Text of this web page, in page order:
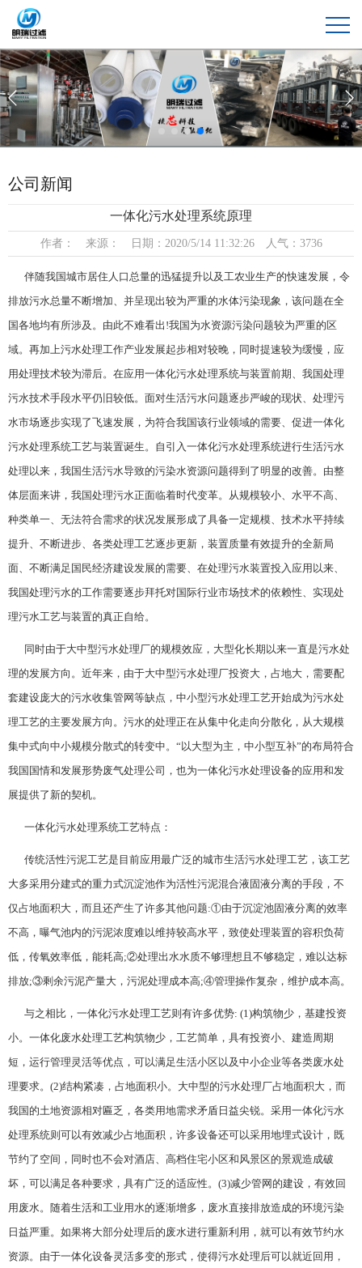
公司新闻
一体化污水处理系统原理
作者： 来源： 日期：2020/5/14 11:32:26 人气：3736
伴随我国城市居住人口总量的迅猛提升以及工农业生产的快速发展，令
排放污水总量不断增加、并呈现出较为严重的水体污染现象，该问题在全
国各地均有所涉及。由此不难看出!我国为水资源污染问题较为严重的区
域。再加上污水处理工作产业发展起步相对较晚，同时提速较为缓慢，应
用处理技术较为滞后。在应用一体化污水处理系统与装置前期、我国处理
污水技术手段水平仍旧较低。面对生活污水问题逐步严峻的现状、处理污
水市场逐步实现了飞速发展，为符合我国该行业领域的需要、促进一体化
污水处理系统工艺与装置诞生。自引入一体化污水处理系统进行生活污水
处理以来，我国生活污水导致的污染水资源问题得到了明显的改善。由整
体层面来讲，我国处理污水正面临着时代变革。从规模较小、水平不高、
种类单一、无法符合需求的状况发展形成了具备一定规模、技术水平持续
提升、不断进步、各类处理工艺逐步更新，装置质量有效提升的全新局
面、不断满足国民经济建设发展的需要、在处理污水装置投入应用以来、
我国处理污水的工作需要逐步拜托对国际行业市场技术的依赖性、实现处
理污水工艺与装置的真正自给。
同时由于大中型污水处理厂的规模效应，大型化长期以来一直是污水处
理的发展方向。近年来，由于大中型污水处理厂投资大，占地大，需要配
套建设庞大的污水收集管网等缺点，中小型污水处理工艺开始成为污水处
理工艺的主要发展方向。污水的处理正在从集中化走向分散化，从大规模
集中式向中小规模分散式的转变中。“以大型为主，中小型互补”的布局符合
我国国情和发展形势废气处理公司，也为一体化污水处理设备的应用和发
展提供了新的契机。
一体化污水处理系统工艺特点：
传统活性污泥工艺是目前应用最广泛的城市生活污水处理工艺，该工艺
大多采用分建式的重力式沉淀池作为活性污泥混合液固液分离的手段，不
仅占地面积大，而且还产生了许多其他问题:①由于沉淀池固液分离的效率
不高，曝气池内的污泥浓度难以维持较高水平，致使处理装置的容积负荷
低，传氧效率低，能耗高;②处理出水水质不够理想且不够稳定，难以达标
排放;③剩余污泥产量大，污泥处理成本高;④管理操作复杂，维护成本高。
与之相比，一体化污水处理工艺则有许多优势: (1)构筑物少，基建投资
小。一体化废水处理工艺构筑物少，工艺简单，具有投资小、建造周期
短，运行管理灵活等优点，可以满足生活小区以及中小企业等各类废水处
理要求。(2)结构紧凑，占地面积小。大中型的污水处理厂占地面积大，而
我国的土地资源相对匾乏，各类用地需求矛盾日益尖锐。采用一体化污水
处理系统则可以有效减少占地面积，许多设备还可以采用地埋式设计，既
节约了空间，同时也不会对酒店、高档住宅小区和风景区的景观造成破
坏，可以满足各种要求，具有广泛的适应性。(3)减少管网的建设，有效回
用废水。随着生活和工业用水的逐渐增多，废水直接排放造成的环境污染
日益严重。如果将大部分处理后的废水进行重新利用，就可以有效节约水
资源。由于一体化设备灵活多变的形式，使得污水处理后可以就近回用，